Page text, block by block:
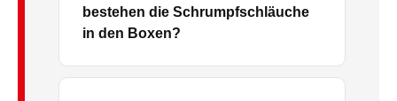
bestehen die Schrumpfschläuche
in den Boxen?